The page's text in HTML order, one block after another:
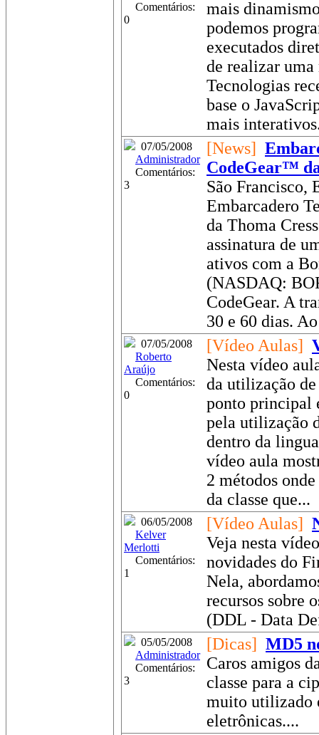
Comentários:
0
mais
podemos
executados
de realizar
Tecnologias
base o
mais
07/05/2008
Administrador
Comentários:
3
[News]
CodeGear™
São Francisco,
Embarcadero
da Thoma
assinatura de
ativos com a
(NASDAQ:
CodeGear. A
30 e 60 dias.
07/05/2008
Roberto
Araújo
Comentários:
0
[Vídeo Aulas]
Nesta vídeo
da utilização
ponto principal
pela utilização
dentro da
vídeo aula
2 métodos
da classe que...
06/05/2008
Kelver
Merlotti
Comentários:
1
[Vídeo Aulas]
Veja nesta
novidades do
Nela,
recursos sobre
(DDL - Data
05/05/2008
Administrador
Comentários:
3
[Dicas] MD5
Caros amigos
classe para a
muito utilizado
eletrônicas....